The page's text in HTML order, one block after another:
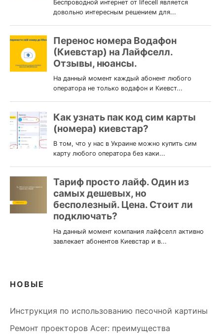
НОВЫЕ
Инструкция по использованию песочной картины
Ремонт проекторов Acer: преимущества